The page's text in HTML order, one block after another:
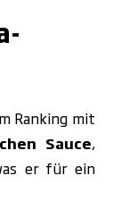
Ranking mit
Sauce,
er für ein